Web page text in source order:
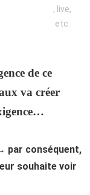
, live,
etc.
de ce
va créer
par conséquent,
souhaite voir